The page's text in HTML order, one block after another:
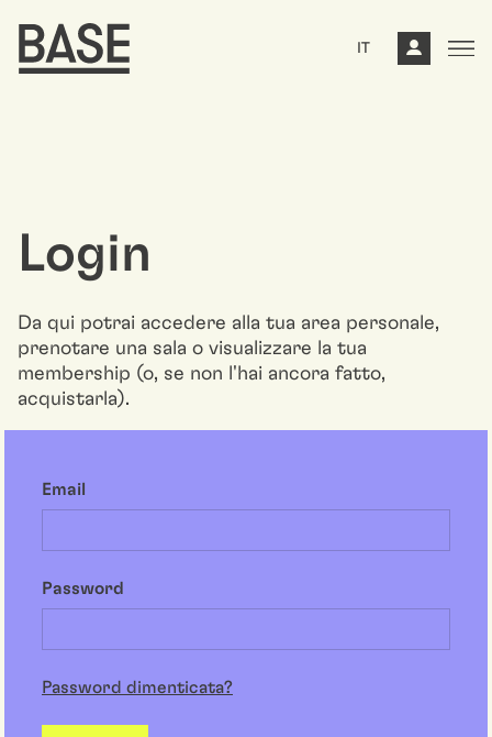
IT
Login
Da qui potrai accedere alla tua area personale,
prenotare una sala o visualizzare la tua
membership (o, se non l'hai ancora fatto,
acquistarla).
Email
Password
Password dimenticata?